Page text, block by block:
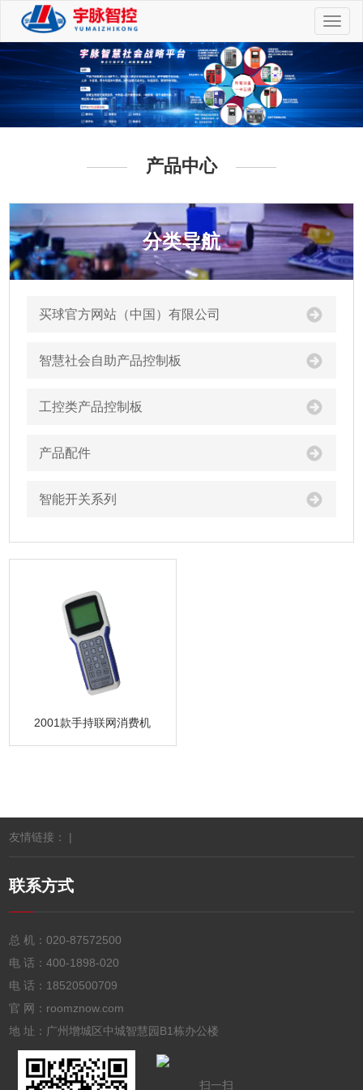
切
换
航
产品中心
分类导航
买球官方网站（中国）有限公司
智慧社会自助产品控制板
工控类产品控制板
产品配件
智能开关系列
2001款手持联网消费机
友情链接： |
联系方式
总 机：020-87572500
电 话：400-1898-020
电 话： 18520500709
官 网：roomznow.com
地 址：广州增城区中城智慧园B1栋办公楼
扫一扫